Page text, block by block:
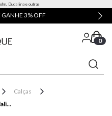
Dudalina e outras
GANHE 3% OFF
0
Calças
Calça Jeans New Comfort Textura Dudalina Masculina